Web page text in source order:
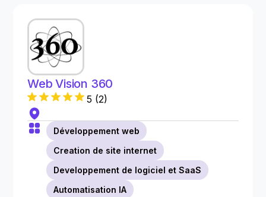
Web Vision 360
5 (2)
Développement web
Creation de site internet
Developpement de logiciel et SaaS
Automatisation IA